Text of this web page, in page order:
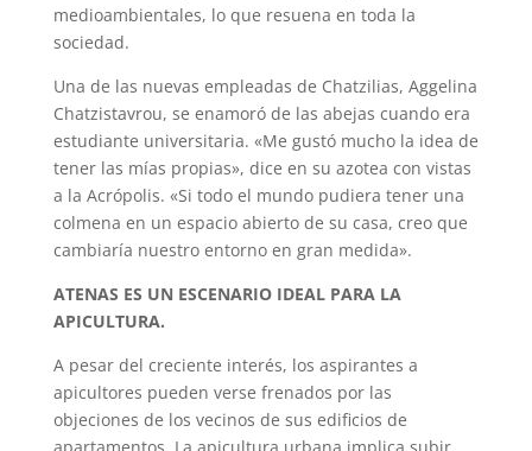
medioambientales, lo que resuena en toda la
sociedad.
Una de las nuevas empleadas de Chatzilias, Aggelina
Chatzistavrou, se enamoró de las abejas cuando era
estudiante universitaria. «Me gustó mucho la idea de
tener las mías propias», dice en su azotea con vistas
a la Acrópolis. «Si todo el mundo pudiera tener una
colmena en un espacio abierto de su casa, creo que
cambiaría nuestro entorno en gran medida».
ATENAS ES UN ESCENARIO IDEAL PARA LA
APICULTURA.
A pesar del creciente interés, los aspirantes a
apicultores pueden verse frenados por las
objeciones de los vecinos de sus edificios de